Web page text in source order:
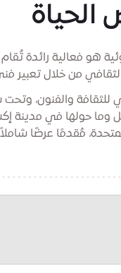
الحياة
هو فعالية رائدة تُقام
الثقافي من خلال تعبير
للثقافة والفنون، وتحت
وما حولها في مدينة
مُقدمًا عرضًا